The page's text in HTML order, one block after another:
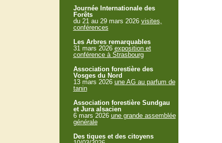
Journée Internationale des
Forêts
du 21 au 29 mars 2026 visites,
conférences
Les Arbres remarquables
31 mars 2026 exposition et
conférence à Strasbourg
Association forestière des
Vosges du Nord
13 mars 2026 une AG au parfum de
tanin
Association forestière Sundgau
et Jura alsacien
6 mars 2026 une grande assemblée
générale
Des tiques et des citoyens